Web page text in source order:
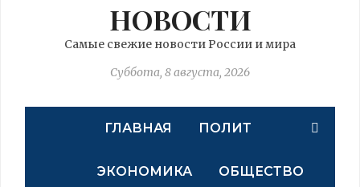
НОВОСТИ
Самые свежие новости России и мира
Суббота, 8 августа, 2026
ГЛАВНАЯ ПОЛИТ
ЭКОНОМИКА ОБЩЕСТВО